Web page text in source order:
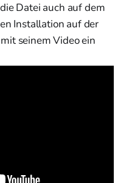
Datei auch auf dem
Installation auf der
seinem Video ein